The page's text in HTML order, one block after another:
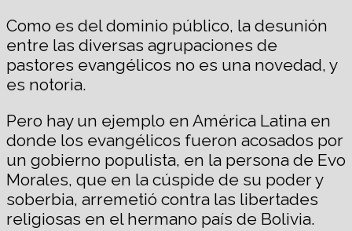
Como es del dominio público, la desunión
entre las diversas agrupaciones de
pastores evangélicos no es una novedad, y
es notoria.
Pero hay un ejemplo en América Latina en
donde los evangélicos fueron acosados por
un gobierno populista, en la persona de Evo
Morales, que en la cúspide de su poder y
soberbia, arremetió contra las libertades
religiosas en el hermano país de Bolivia.